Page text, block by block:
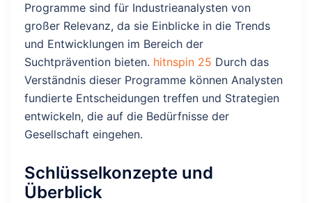
Programme sind für Industrieanalysten von
großer Relevanz, da sie Einblicke in die Trends
und Entwicklungen im Bereich der
Suchtprävention bieten. hitnspin 25 Durch das
Verständnis dieser Programme können Analysten
fundierte Entscheidungen treffen und Strategien
entwickeln, die auf die Bedürfnisse der
Gesellschaft eingehen.
Schlüsselkonzepte und
Überblick